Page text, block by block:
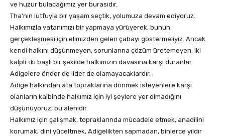
ve huzur bulacağımız yer burasıdır.
Tha’nın lütfuyla bir yaşam seçtik, yolumuza devam ediyoruz.
Halkımızla vatanımızı bir yapmaya yürüyerek, bunun
gerçekleşmesi için elimizden gelen çabayı göstermeliyiz. Ancak
kendi halkını düşünmeyen, sorunlarına çözüm üretemeyen, iki
kalpli-iki başlı bir şekilde halkımızın davasına karşı duranlar
Adigelere önder de lider de olamayacaklardır.
Adige halkından ata topraklarına dönmek isteyenlere karşı
olanların kalbinde halkımız için iyi şeylere yer olmadığını
düşünüyoruz, bu alenidir.
Halkımız için çalışmak, topraklarında mücadele etmek, anadilini
korumak, dini yüceltmek, Adigelikten sapmadan, binlerce yıldır